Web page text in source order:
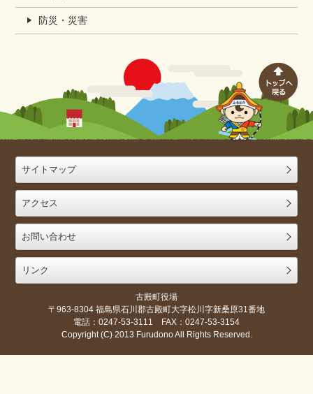
防災・災害
サイトマップ
アクセス
お問い合わせ
リンク
古殿町役場
〒963-8304 福島県石川郡古殿町大字松川字新桑原31番地
電話：0247-53-3111 FAX：0247-53-3154
Copyright (C) 2013 Furudono All Rights Reserved.